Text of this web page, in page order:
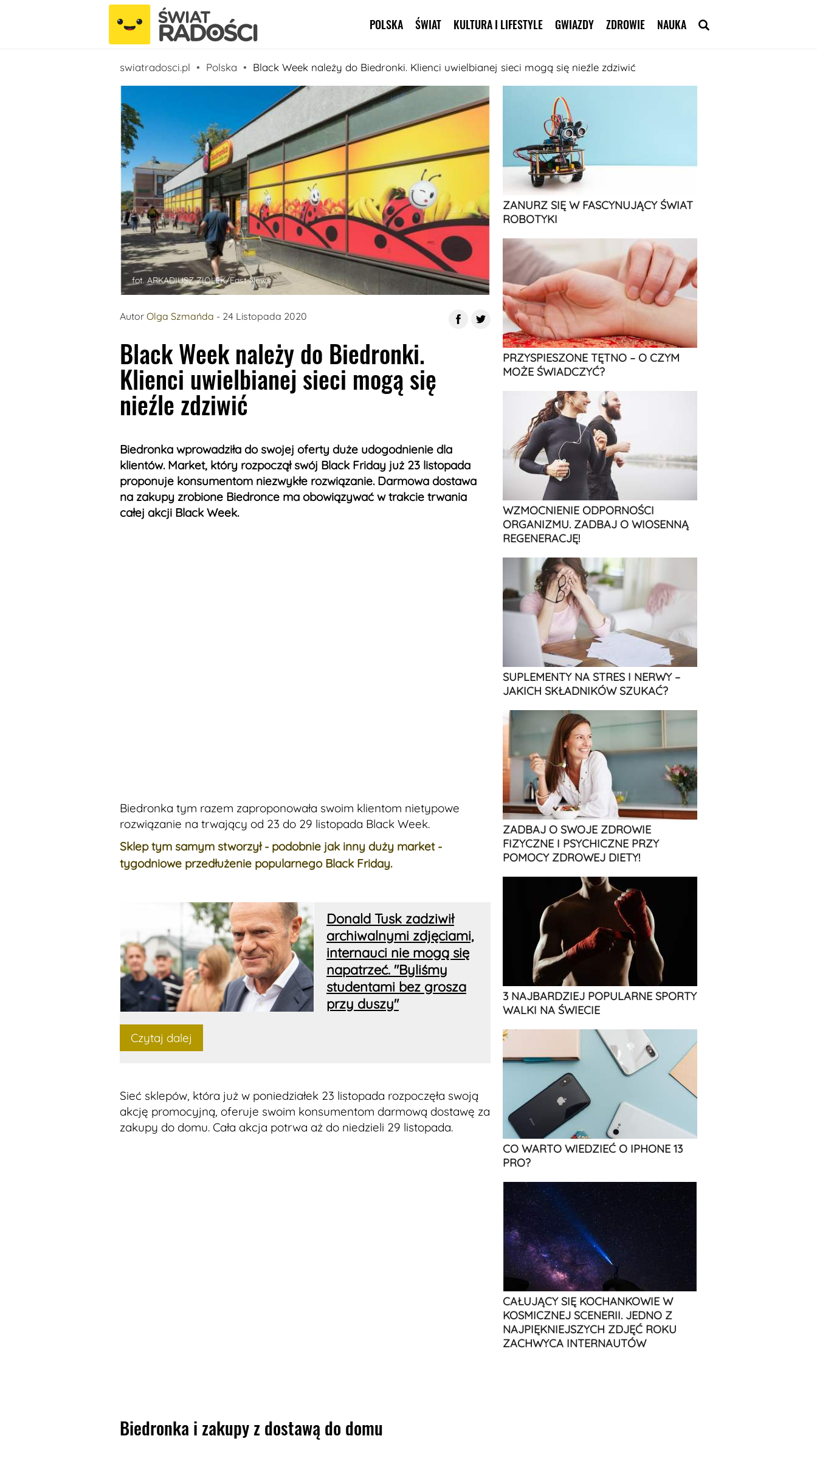
Pomiń nawigację
POLSKA ŚWIAT KULTURA I LIFESTYLE GWIAZDY ZDROWIE NAUKA
swiatradosci.pl Polska Black Week należy do Biedronki. Klienci uwielbianej sieci mogą się nieźle zdziwić
fot. ARKADIUSZ ZIOLEK/East News
Autor Olga Szmańda - 24 Listopada 2020
Black Week należy do Biedronki.
Klienci uwielbianej sieci mogą się
nieźle zdziwić
Biedronka wprowadziła do swojej oferty duże udogodnienie dla
klientów. Market, który rozpoczął swój Black Friday już 23 listopada
proponuje konsumentom niezwykłe rozwiązanie. Darmowa dostawa
na zakupy zrobione Biedronce ma obowiązywać w trakcie trwania
całej akcji Black Week.
Biedronka tym razem zaproponowała swoim klientom nietypowe
rozwiązanie na trwający od 23 do 29 listopada Black Week.
Sklep tym samym stworzył - podobnie jak inny duży market -
tygodniowe przedłużenie popularnego Black Friday.
Donald Tusk zadziwił
archiwalnymi zdjęciami,
internauci nie mogą się
napatrzeć. "Byliśmy
studentami bez grosza
przy duszy"
Czytaj dalej
Sieć sklepów, która już w poniedziałek 23 listopada rozpoczęła swoją
akcję promocyjną, oferuje swoim konsumentom darmową dostawę za
zakupy do domu. Cała akcja potrwa aż do niedzieli 29 listopada.
Biedronka i zakupy z dostawą do domu
ZANURZ SIĘ W FASCYNUJĄCY ŚWIAT
ROBOTYKI
PRZYSPIESZONE TĘTNO – O CZYM
MOŻE ŚWIADCZYĆ?
WZMOCNIENIE ODPORNOŚCI
ORGANIZMU. ZADBAJ O WIOSENNĄ
REGENERACJĘ!
SUPLEMENTY NA STRES I NERWY –
JAKICH SKŁADNIKÓW SZUKAĆ?
ZADBAJ O SWOJE ZDROWIE
FIZYCZNE I PSYCHICZNE PRZY
POMOCY ZDROWEJ DIETY!
3 NAJBARDZIEJ POPULARNE SPORTY
WALKI NA ŚWIECIE
CO WARTO WIEDZIEĆ O IPHONE 13
PRO?
CAŁUJĄCY SIĘ KOCHANKOWIE W
KOSMICZNEJ SCENERII. JEDNO Z
NAJPIĘKNIEJSZYCH ZDJĘĆ ROKU
ZACHWYCA INTERNAUTÓW